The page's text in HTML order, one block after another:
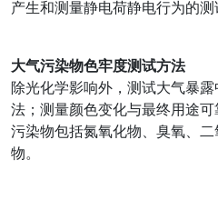
产生和测量静电荷静电行为的测
大气污染物色牢度测试方法
除光化学影响外，测试大气暴
法；测量颜色变化与最终用途
污染物包括氮氧化物、臭氧、
物。